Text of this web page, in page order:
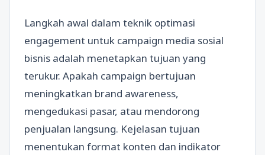
Langkah awal dalam teknik optimasi
engagement untuk campaign media sosial
bisnis adalah menetapkan tujuan yang
terukur. Apakah campaign bertujuan
meningkatkan brand awareness,
mengedukasi pasar, atau mendorong
penjualan langsung. Kejelasan tujuan
menentukan format konten dan indikator